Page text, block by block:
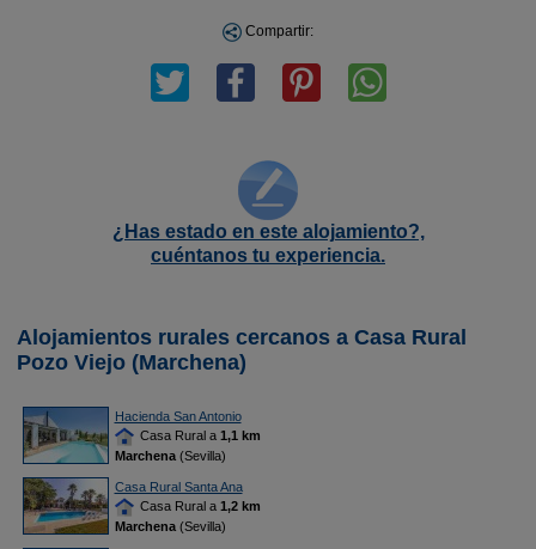
Compartir:
¿Has estado en este alojamiento?,
cuéntanos tu experiencia.
Alojamientos rurales cercanos a Casa Rural
Pozo Viejo (Marchena)
Hacienda San Antonio
Casa Rural a 1,1 km
Marchena(Sevilla)
Casa Rural Santa Ana
Casa Rural a 1,2 km
Marchena(Sevilla)